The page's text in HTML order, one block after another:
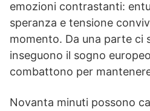
emozioni contrastanti:
speranza e tensione
momento. Da una parte ci
inseguono il sogno
combattono per
Novanta minuti possono